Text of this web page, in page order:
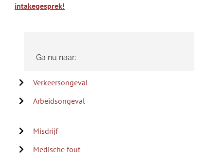
intakegesprek!
Ga nu naar:
Verkeersongeval
Arbeidsongeval
Misdrijf
Medische fout